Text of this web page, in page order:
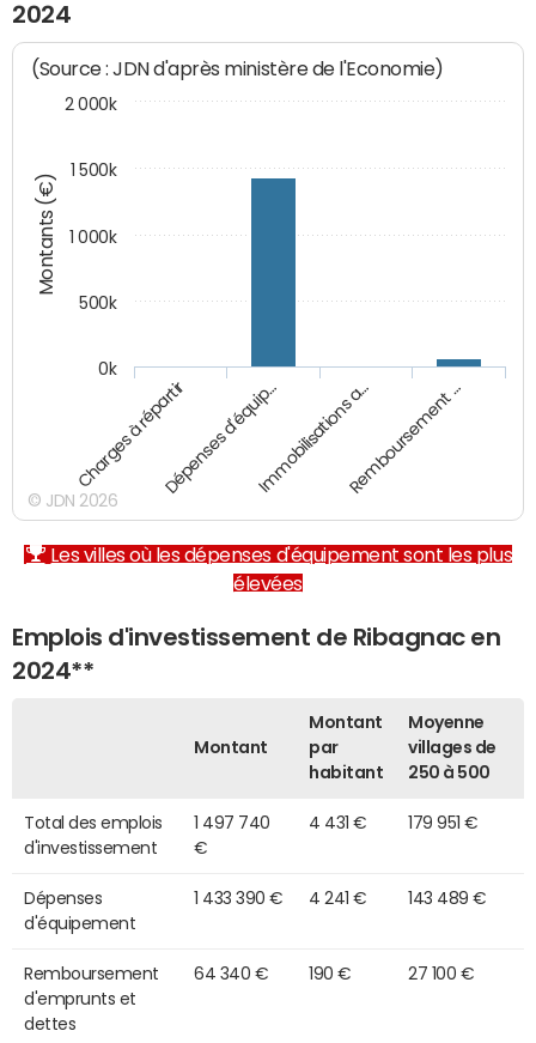
2024
Montants (€)
(Source : JDN d'après ministère de l'Economie)
Charges à répartirDépenses d'équip…Immobilisations a…Remboursement …
0k
500k
1 000k
1 500k
2 000k
© JDN 2026
Les villes où les dépenses d'équipement sont les plus
élevées
Emplois d'investissement de Ribagnac en
2024**
Montant
Montant
par
habitant
Moyenne
villages de
250 à 500
Total des emplois
d'investissement
1 497 740
€
4 431 € 179 951 €
Dépenses
d'équipement
1 433 390 € 4 241 € 143 489 €
Remboursement
d'emprunts et
dettes
64 340 € 190 € 27 100 €